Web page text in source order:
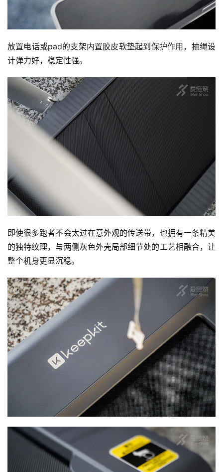
放置电话或pad的支架内置胶皮软垫起到保护作用，抽绳设
计弹力好，稳定性强。
即使很多跑者不会太过在意外观的传送带，也拥有一条精美
的独特纹理，与两侧灰色外壳局部细节处的工艺相融合，让
整个机身更显沉稳。